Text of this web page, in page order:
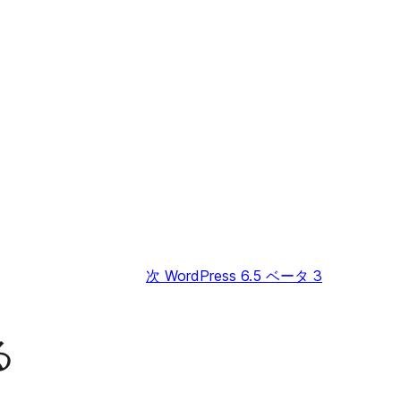
次 WordPress 6.5 ベータ 3